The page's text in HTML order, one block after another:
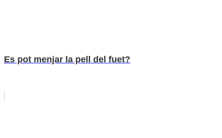
Es pot menjar la pell del fuet?